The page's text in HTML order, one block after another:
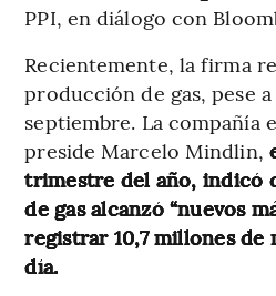
PPI, en diálogo con
Recientemente, la firma
producción de gas, pese
septiembre. La compañía
preside Marcelo Mindlin,
trimestre del año, indicó
de gas alcanzó “nuevos
registrar 10,7 millones
día.